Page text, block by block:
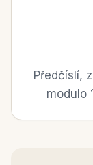
Předčíslí,
modulo